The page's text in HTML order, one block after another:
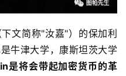
文简称"汝嘉"）的保加利
牛津大学，康斯坦茨大学
是将会带起加密货币的革